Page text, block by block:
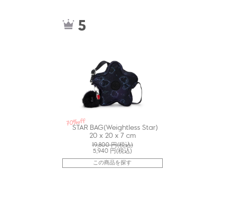
5
70%off
STAR BAG(Weightless Star)
20 x 20 x 7 cm
19,800円(税込)
5,940 円(税込)
この商品を探す